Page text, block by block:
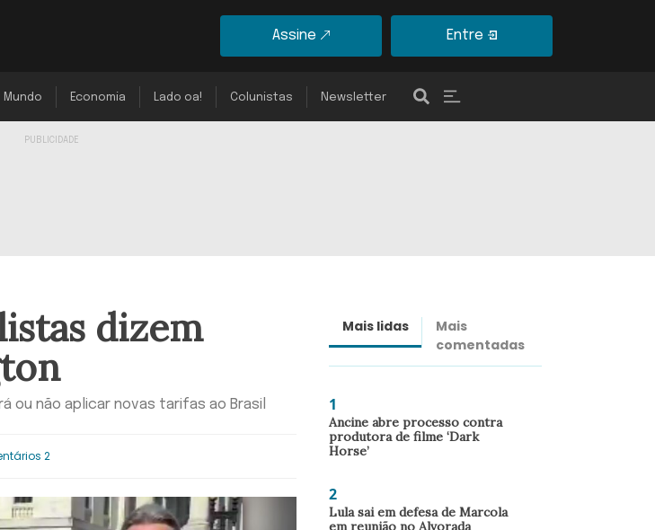
Assine Entre
Mundo Economia Lado oa! Colunistas Newsletter
dizem
ou não aplicar novas tarifas ao Brasil
2
Mais lidas
Mais
comentadas
1
Ancine abre processo contra
produtora de filme ‘Dark
Horse’
2
Lula sai em defesa de Marcola
em reunião no Alvorada